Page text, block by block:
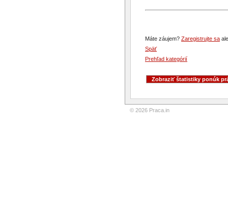
Máte záujem? Zaregistrujte sa
Späť
Prehľad kategórií
© 2026 Praca.in